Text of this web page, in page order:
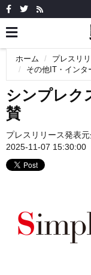
ホーム プレスリ
その他IT・インタ
シンプレク
賛
プレスリリース発表元
2025-11-07 15:30:00